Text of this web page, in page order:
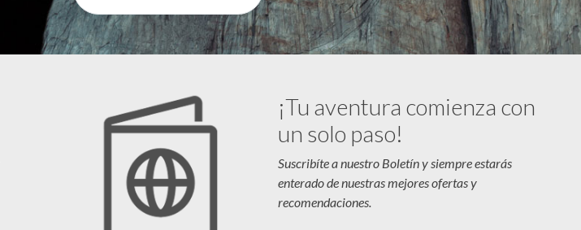
¡Tu aventura comienza con
un solo paso!
Suscribíte a nuestro Boletín y siempre estarás
enterado de nuestras mejores ofertas y
recomendaciones.